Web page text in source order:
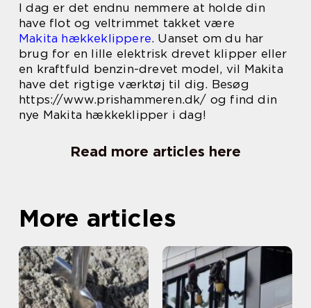
I dag er det endnu nemmere at holde din
have flot og veltrimmet takket være
Makita hækkeklippere. Uanset om du har
brug for en lille elektrisk drevet klipper eller
en kraftfuld benzin-drevet model, vil Makita
have det rigtige værktøj til dig. Besøg
https://www.prishammeren.dk/ og find din
nye Makita hækkeklipper i dag!
Read more articles here
More articles